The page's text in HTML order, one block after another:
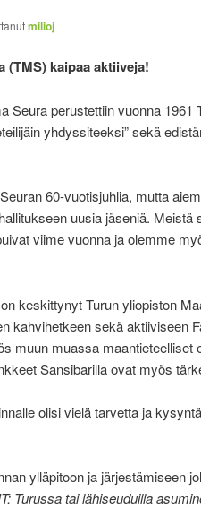
milioj
(TMS) kaipaa aktiiveja!
Seura perustettiin vuonna 1961
yhdyssiteeksi” sekä
60-vuotisjuhlia, mutta
uusia jäseniä. Meistä
viime vuonna ja olemme
keskittynyt Turun yliopiston
kahvihetkeen sekä aktiiviseen
muun muassa maantieteelliset
Sansibarilla ovat myös
olisi vielä tarvetta ja
ylläpitoon ja järjestämiseen
Turussa tai lähiseuduilla